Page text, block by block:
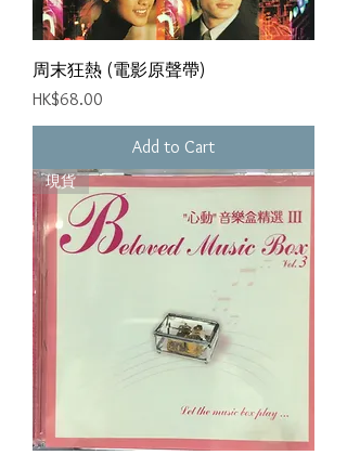
周末狂熱 (電影原聲帶)
Price
HK$68.00
Add to Cart
現貨